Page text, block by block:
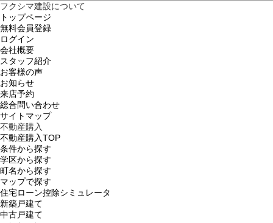
フクシマ建設について
トップページ
無料会員登録
ログイン
会社概要
スタッフ紹介
お客様の声
お知らせ
来店予約
総合問い合わせ
サイトマップ
不動産購入
不動産購入TOP
条件から探す
学区から探す
町名から探す
マップで探す
住宅ローン控除シミュレータ
新築戸建て
中古戸建て